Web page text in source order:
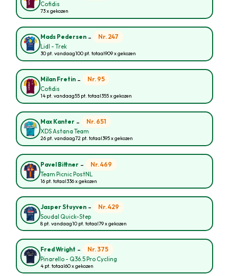
Cofidis
73 x gekozen
Mads Pedersen - Nr. 247
Lidl - Trek
30 pt. vandaag100 pt. totaal909 x gekozen
Milan Fretin - Nr. 95
Cofidis
14 pt. vandaag55 pt. totaal355 x gekozen
Max Kanter - Nr. 651
XDS Astana Team
26 pt. vandaag72 pt. totaal395 x gekozen
Pavel Bittner - Nr. 469
Team Picnic PostNL
16 pt. totaal336 x gekozen
Jasper Stuyven - Nr. 429
Soudal Quick-Step
8 pt. vandaag10 pt. totaal79 x gekozen
Fred Wright - Nr. 375
Pinarello - Q36.5 Pro Cycling
4 pt. totaal60 x gekozen